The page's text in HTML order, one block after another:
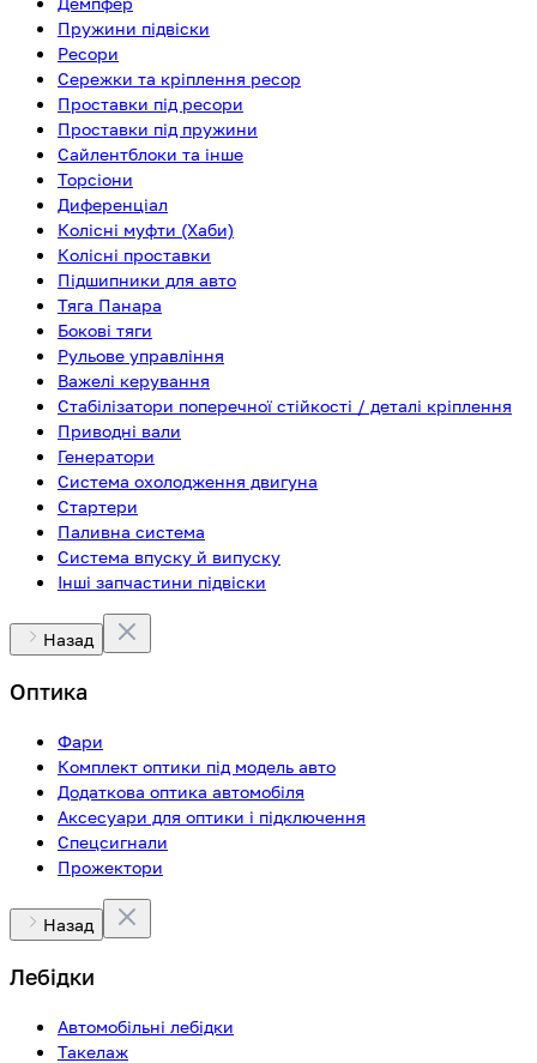
Пружини підвіски
Ресори
Сережки та кріплення ресор
Проставки під ресори
Проставки під пружини
Сайлентблоки та інше
Торсіони
Диференціал
Колісні муфти (Хаби)
Колісні проставки
Підшипники для авто
Тяга Панара
Бокові тяги
Рульове управління
Важелі керування
Стабілізатори поперечної стійкості / деталі кріплення
Приводні вали
Генератори
Система охолодження двигуна
Стартери
Паливна система
Система впуску й випуску
Інші запчастини підвіски
Назад
Оптика
Фари
Комплект оптики під модель авто
Додаткова оптика автомобіля
Аксесуари для оптики і підключення
Спецсигнали
Прожектори
Назад
Лебідки
Автомобільні лебідки
Такелаж